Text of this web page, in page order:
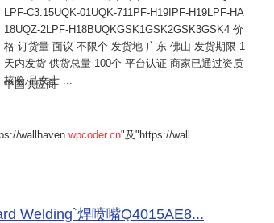
LPF-C3.15UQK-01UQK-711PF-H19IPF-H19LPF-HA
18UQZ-2LPF-H18BUQKGSK1GSK2GSK3GSK4 价
格 订货量 面议 不限个 发货地 广东 佛山 发货期限 1
天内发货 供货总量 100个 平台认证 商家已通过资质
核验 吕女士 ...
中国供应商
wallhaven.wpcoder.cn"及"https://wall...
Welding`焊喷嘴Q4015AE8...